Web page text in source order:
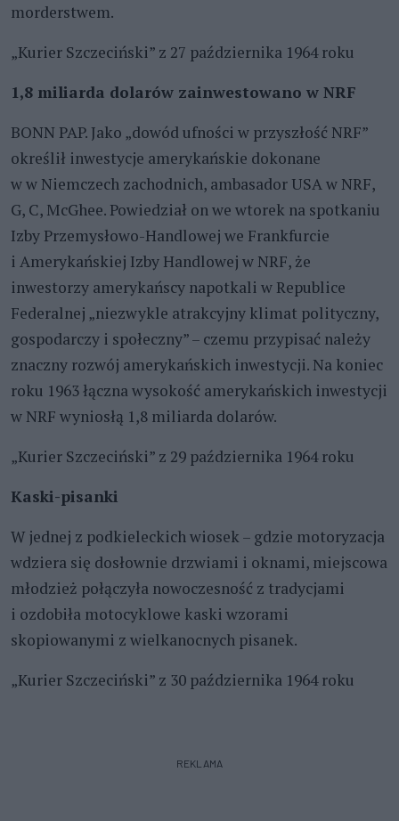
morderstwem.
„Kurier Szczeciński” z 27 października 1964 roku
1,8 miliarda dolarów zainwestowano w NRF
BONN PAP. Jako „dowód ufności w przyszłość NRF”
określił inwestycje amerykańskie dokonane
w w Niemczech zachodnich, ambasador USA w NRF,
G, C, McGhee. Powiedział on we wtorek na spotkaniu
Izby Przemysłowo-Handlowej we Frankfurcie
i Amerykańskiej Izby Handlowej w NRF, że
inwestorzy amerykańscy napotkali w Republice
Federalnej „niezwykle atrakcyjny klimat polityczny,
gospodarczy i społeczny” – czemu przypisać należy
znaczny rozwój amerykańskich inwestycji. Na koniec
roku 1963 łączna wysokość amerykańskich inwestycji
w NRF wyniosłą 1,8 miliarda dolarów.
„Kurier Szczeciński” z 29 października 1964 roku
Kaski-pisanki
W jednej z podkieleckich wiosek – gdzie motoryzacja
wdziera się dosłownie drzwiami i oknami, miejscowa
młodzież połączyła nowoczesność z tradycjami
i ozdobiła motocyklowe kaski wzorami
skopiowanymi z wielkanocnych pisanek.
„Kurier Szczeciński” z 30 października 1964 roku
REKLAMA